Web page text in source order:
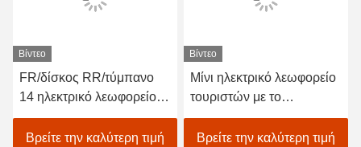
Βίντεο
FR/δίσκος RR/τύμπανο
14 ηλεκτρικό λεωφορείο
επίσκεψης Seater με την
έδρα καναπέδων
Βρείτε την καλύτερη τιμή
Βίντεο
Μίνι ηλεκτρικό λεωφορείο
τουριστών με το
υδραυλικό φρενάροντας
σύστημα τεσσάρων
Βρείτε την καλύτερη τιμή